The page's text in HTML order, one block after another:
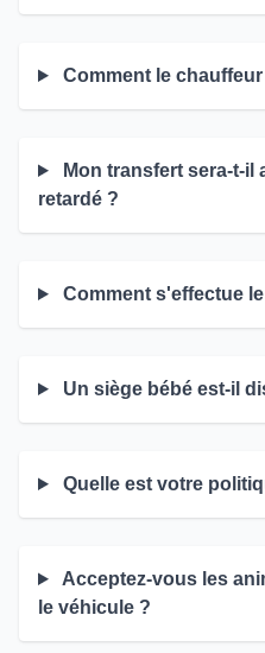
Comment le
Mon transfert sera-t-il
retardé ?
Comment s'effectue
Un siège bébé est-il
Quelle est votre
Acceptez-vous les
le véhicule ?